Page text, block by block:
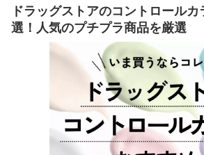
ドラッグストアのコントロール
選！人気のプチプラ商品を厳選